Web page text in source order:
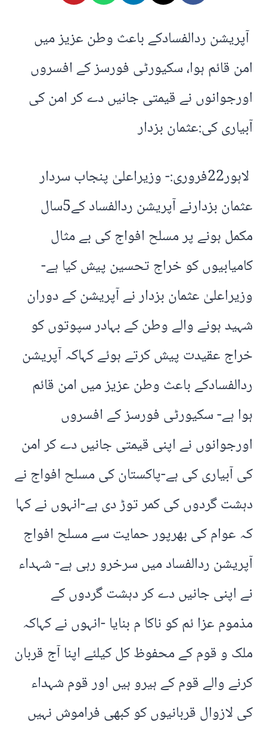
آپریشن ردالفسادکے باعث وطن عزیز میں
امن قائم ہوا، سکیورٹی فورسز کے افسروں
اورجوانوں نے قیمتی جانیں دے کر امن کی
آبیاری کی:عثمان بزدار
لاہور22فروری:- وزیراعلیٰ پنجاب سردار
عثمان بزدارنے آپریشن ردالفساد کے5سال
مکمل ہونے پر مسلح افواج کی بے مثال
کامیابیوں کو خراج تحسین پیش کیا ہے-
وزیراعلیٰ عثمان بزدار نے آپریشن کے دوران
شہید ہونے والے وطن کے بہادر سپوتوں کو
خراج عقیدت پیش کرتے ہوئے کہاکہ آپریشن
ردالفسادکے باعث وطن عزیز میں امن قائم
ہوا ہے- سکیورٹی فورسز کے افسروں
اورجوانوں نے اپنی قیمتی جانیں دے کر امن
کی آبیاری کی ہے-پاکستان کی مسلح افواج نے
دہشت گردوں کی کمر توڑ دی ہے-انہوں نے کہا
کہ عوام کی بھرپور حمایت سے مسلح افواج
آپریشن ردالفساد میں سرخرو رہی ہے- شہداء
نے اپنی جانیں دے کر دہشت گردوں کے
مذموم عزا ئم کو ناکا م بنایا -انہوں نے کہاکہ
ملک و قوم کے محفوظ کل کیلئے اپنا آج قربان
کرنے والے قوم کے ہیرو ہیں اور قوم شہداء
کی لازوال قربانیوں کو کبھی فراموش نہیں